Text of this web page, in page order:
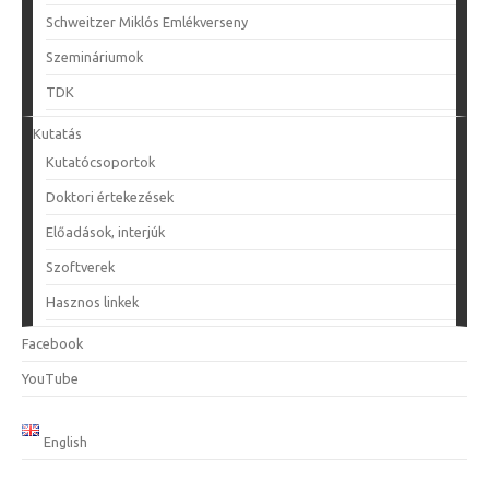
Schweitzer Miklós Emlékverseny
Szemináriumok
TDK
Kutatás
Kutatócsoportok
Doktori értekezések
Előadások, interjúk
Szoftverek
Hasznos linkek
Facebook
YouTube
English